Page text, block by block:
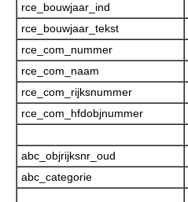
rce_bouwjaar_ind
rce_bouwjaar_tekst
rce_com_nummer
rce_com_naam
rce_com_rijksnummer
rce_com_hfdobjnummer
abc_objrijksnr_oud
abc_categorie